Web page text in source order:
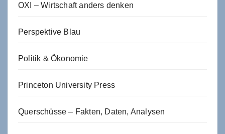
OXI – Wirtschaft anders denken
Perspektive Blau
Politik & Ökonomie
Princeton University Press
Querschüsse – Fakten, Daten, Analysen